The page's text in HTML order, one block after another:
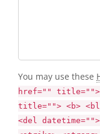
You may use these
href="" title="">
title=""> <b>
<del